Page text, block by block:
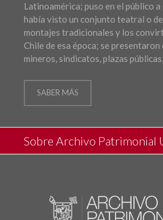
Latinoamérica; puso en el público
había visto un conjunto teatral o
montajes tradicionales y los
Chile de esa época; se presentaron
mineros, sindicatos, plazas
SABER MÁS
Sobre Archivo Patrimonial